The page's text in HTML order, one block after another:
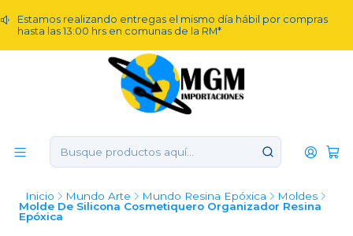
Estamos realizando entregas el mismo día hábil por compras
hasta las 13:00 hrs en comunas de la RM*
Inicio Mundo Arte Mundo Resina Epóxica
Moldes
Molde De Silicona Cosmetiquero Organizador Resina
Epóxica